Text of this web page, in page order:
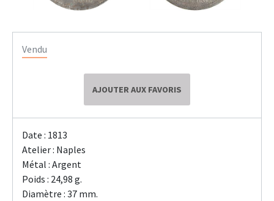
Vendu
AJOUTER AUX FAVORIS
Date : 1813
Atelier : Naples
Métal : Argent
Poids : 24,98 g.
Diamètre : 37 mm.